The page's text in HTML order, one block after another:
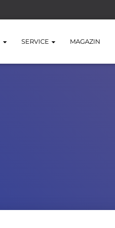
SERVICE MAGAZIN